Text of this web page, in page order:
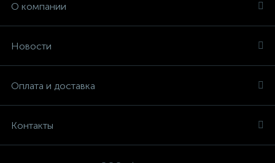
О компании
Новости
Оплата и доставка
Контакты